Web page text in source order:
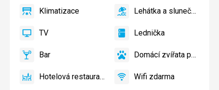
Klimatizace
Klimatizace
ano
Lehátka
slunečníky
pláži
Lehátka a slunečníky na
ano
TV TV
ano LedničkaLednička
ano
Bar Bar
ano
Domácí
povolena
Domácí zvířata povolena
ano
HotelováHotelová restaurace
ano
Wifi
Wifi zdarma
ano